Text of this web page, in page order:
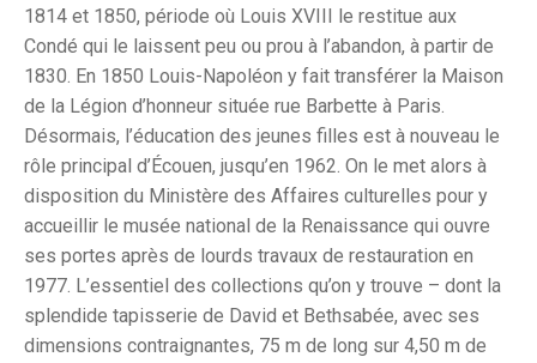
1814 et 1850, période où Louis XVIII le restitue aux
Condé qui le laissent peu ou prou à l’abandon, à partir de
1830. En 1850 Louis-Napoléon y fait transférer la Maison
de la Légion d’honneur située rue Barbette à Paris.
Désormais, l’éducation des jeunes filles est à nouveau le
rôle principal d’Écouen, jusqu’en 1962. On le met alors à
disposition du Ministère des Affaires culturelles pour y
accueillir le musée national de la Renaissance qui ouvre
ses portes après de lourds travaux de restauration en
1977. L’essentiel des collections qu’on y trouve – dont la
splendide tapisserie de David et Bethsabée, avec ses
dimensions contraignantes, 75 m de long sur 4,50 m de